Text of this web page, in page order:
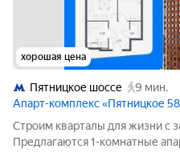
хорошая цена
Пятницкое шоссе
9 мин.
Апарт-комплекс «Пятницкое
Строим кварталы для жизни с
Предлагаются 1-комнатные